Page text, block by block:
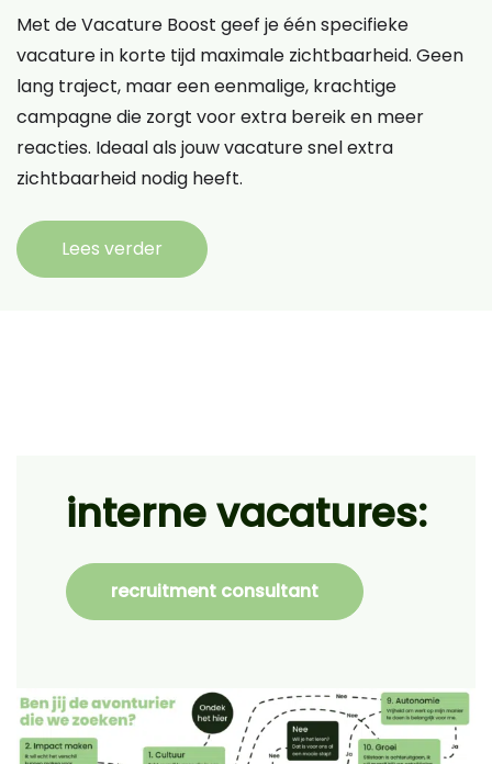
Met de Vacature Boost geef je één specifieke
vacature in korte tijd maximale zichtbaarheid. Geen
lang traject, maar een eenmalige, krachtige
campagne die zorgt voor extra bereik en meer
reacties. Ideaal als jouw vacature snel extra
zichtbaarheid nodig heeft.
Lees verder
interne vacatures:
recruitment consultant